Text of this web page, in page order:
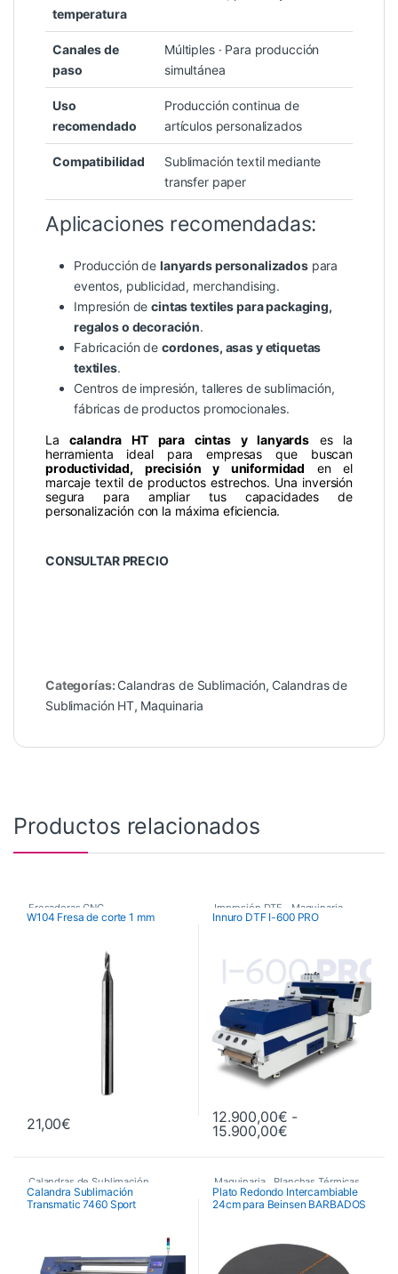
temperatura
Canales de
paso
Múltiples · Para producción
simultánea
Uso
recomendado
Producción continua de
artículos personalizados
Compatibilidad
Sublimación textil mediante
transfer paper
Aplicaciones recomendadas:
Producción delanyards personalizadospara
eventos, publicidad, merchandising.
Impresión decintas textiles para packaging,
regalos o decoración.
Fabricación de cordones, asas y etiquetas
textiles.
Centros de impresión, talleres de sublimación,
fábricas de productos promocionales.
Lacalandra HT para cintas y lanyards es la
herramienta ideal para empresas que buscan
productividad, precisión y uniformidad en el
marcaje textil de productos estrechos. Una inversión
segura para ampliar tus capacidades de
personalización con la máxima eficiencia.
CONSULTAR PRECIO
Categorías: Calandras de Sublimación, Calandras de
Sublimación HT, Maquinaria
Productos relacionados
Fresadoras CNC
W104 Fresa de corte 1 mm
21,00€
Impresión DTF Maquinaria
Innuro DTF I-600 PRO
12.900,00€ -
15.900,00€Rango de
Este producto tiene múltiples
Calandras de Sublimación
Calandras de Sublimación
Calandra Sublimación
Transmatic 7460 Sport
Maquinaria Planchas Térmicas
Recambios Planchas
Plato Redondo Intercambiable
24cm para Beinsen BARBADOS